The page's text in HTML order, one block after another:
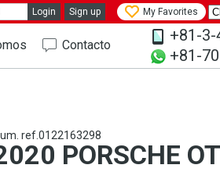
Login Sign up My Favorites
Contacto
+81-3-
+81-
ref.0122163298
PORSCHE